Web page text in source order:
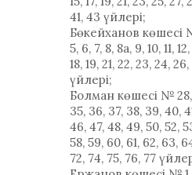
41, 43 үйлері;
Бөкейханов көшесі №
5, 6, 7, 8, 8а, 9, 10, 11, 12,
18, 19, 21, 22, 23, 24,
үйлері;
Болман көшесі № 28,
35, 36, 37, 38, 39, 40,
46, 47, 48, 49, 50, 52,
58, 59, 60, 61, 62, 63,
72, 74, 75, 76, 77